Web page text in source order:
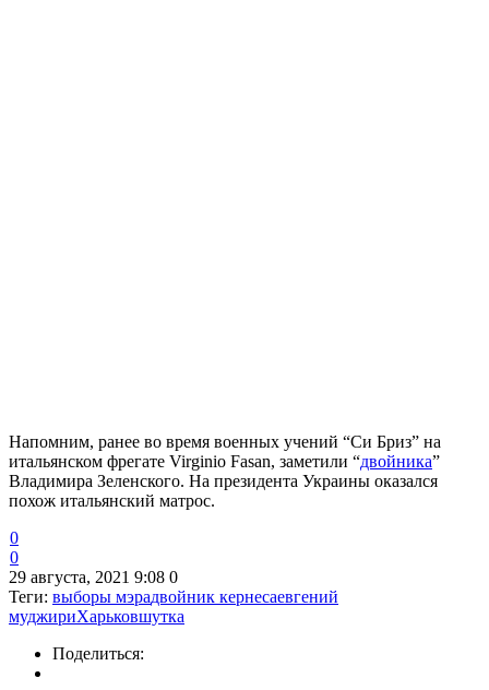
Напомним, ранее во время военных учений “Си Бриз” на
итальянском фрегате Virginio Fasan, заметили “двойника”
Владимира Зеленского. На президента Украины оказался
похож итальянский матрос.
0
0
29 августа, 2021 9:08 0
Теги: выборы мэрадвойник кернесаевгений
муджириХарьковшутка
Поделиться: